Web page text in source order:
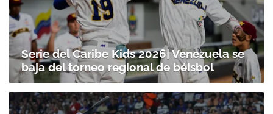
Serie del Caribe Kids 2026| Venezuela se
baja del torneo regional de béisbol